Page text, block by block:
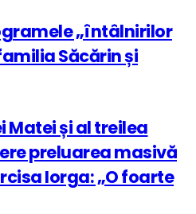
„întâlnirilor
Săcărin și
Matei și al treilea
preluarea masivă
Iorga: „O foarte